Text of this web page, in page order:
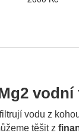
vodu z
těšit z